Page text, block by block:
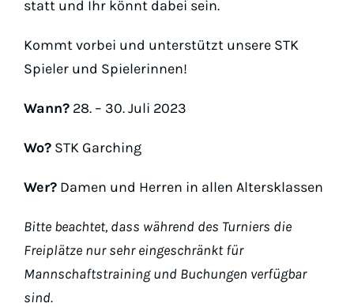
statt und Ihr könnt dabei sein.
Kommt vorbei und unterstützt unsere STK
Spieler und Spielerinnen!
Wann? 28. – 30. Juli 2023
Wo? STK Garching
Wer? Damen und Herren in allen Altersklassen
Bitte beachtet, dass während des Turniers die
Freiplätze nur sehr eingeschränkt für
Mannschaftstraining und Buchungen verfügbar
sind.